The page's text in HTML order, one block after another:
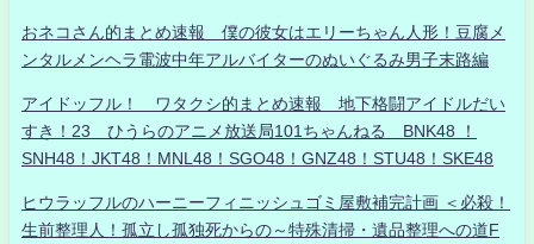
おネコさん的まとめ速報 僕の彼女はエリーちゃん人形！豆腐メ
ンタルメンヘラ電波中年アルバイターのぬいぐるみ男子末路編
アイドッフル！ ワタクシ的まとめ速報 地下格闘アイドルだい
すき！23 ひうらのアニメ放送局101ちゃんねる BNK48 ！
SNH48！JKT48！MNL48！SGO48！GNZ48！STU48！SKE48
ヒウラッフルのハーニーフィニッシュゴミ屋敷補完計画 ＜必殺！
生前整理人！孤立し孤独死からの～特殊清掃・遺品整理への道F